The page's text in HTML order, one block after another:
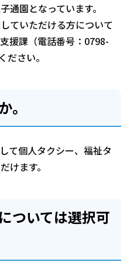
通園となっています。
ていただける方について
援課（電話番号：0798-
さい。
。
て個人タクシー、福祉タ
けます。
ついては選択可